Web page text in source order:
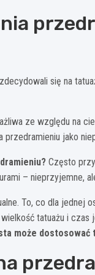
się na
ze względu na
jako
Często
– nieprzyjemne,
To, co dla jednej
tatuażu i czas
może